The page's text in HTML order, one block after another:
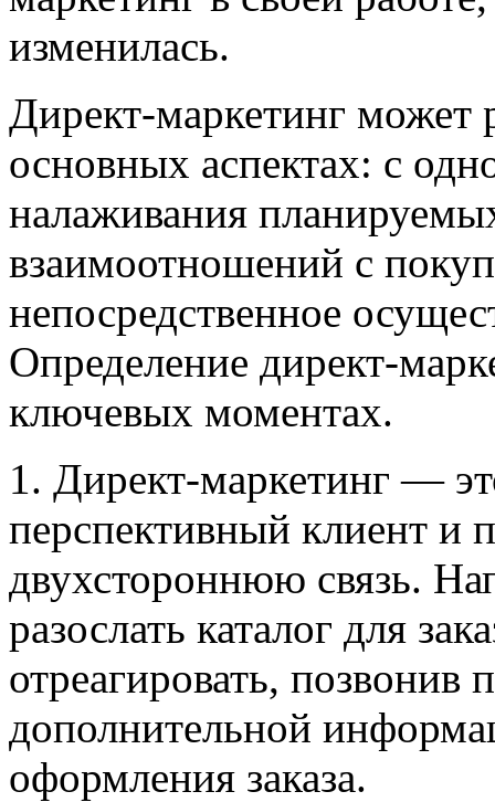
изменилась.
Директ-маркетинг может
основных аспектах: с
налаживания
взаимоотношений с
непосредственное
Определение директ-
ключевых моментах.
1. Директ-маркетинг —
перспективный клиент и
двухстороннюю связь.
разослать каталог для
отреагировать, позвонив
дополнительной
оформления заказа.